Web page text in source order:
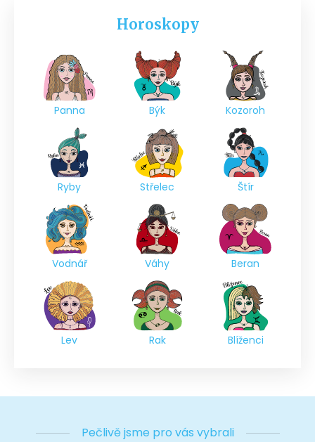
Horoskopy
Panna Býk Kozoroh
Ryby Střelec Štír
Vodnář Váhy Beran
Lev Rak Blíženci
Pečlivě jsme pro vás vybrali